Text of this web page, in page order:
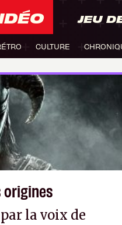
JEU
CULTURE
origines
la voix de